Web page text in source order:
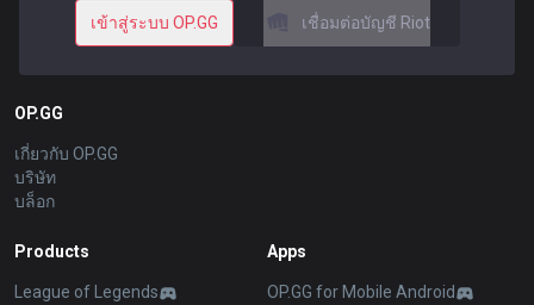
เข้าสู่ระบบ OP.GG เชื่อมต่อบัญชี Riot
OP.GG
เกี่ยวกับ OP.GG
บริษัท
บล็อก
Products
League of Legends
Apps
OP.GG for Mobile Android